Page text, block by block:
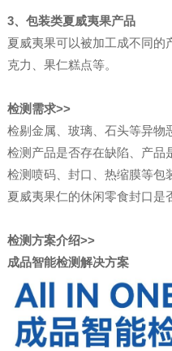
3、包装类夏威夷果产品
夏威夷果可以被加工成不同的
克力、果仁糕点等。
检测需求>>
检剔金属、玻璃、石头等异物
检测产品是否存在缺陷、产品
检测喷码、封口、热缩膜等包
夏威夷果仁的休闲零食封口是
检测方案介绍>>
成品智能检测解决方案